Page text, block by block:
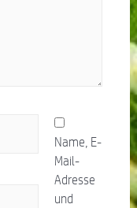
Name, E-
Mail-
Adresse
und